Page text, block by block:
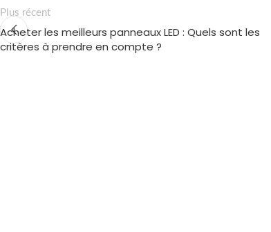
Plus récent
Acheter les meilleurs panneaux LED : Quels sont les
critères à prendre en compte ?